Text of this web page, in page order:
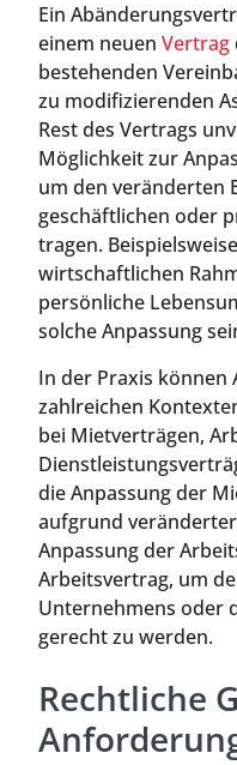
Ein
einem neuen Vertrag
bestehenden
zu modifizierenden
Rest des Vertrags
Möglichkeit zur
um den veränderten
geschäftlichen oder
tragen.
wirtschaftlichen
persönliche
solche Anpassung
In der Praxis können
zahlreichen
bei Mietverträgen,
die Anpassung der
aufgrund
Anpassung der
Arbeitsvertrag, um
Unternehmens oder
gerecht zu werden.
Rechtliche